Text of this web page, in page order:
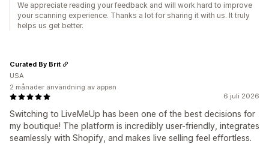
We appreciate reading your feedback and will work hard to improve
your scanning experience. Thanks a lot for sharing it with us. It truly
helps us get better.
6 juli 2026
Switching to LiveMeUp has been one of the best decisions for
my boutique! The platform is incredibly user-friendly, integrates
seamlessly with Shopify, and makes live selling feel effortless.
Curated By Brit
USA
2 månader användning av appen